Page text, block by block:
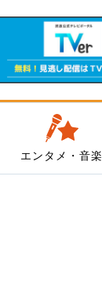
エンタメ・音楽